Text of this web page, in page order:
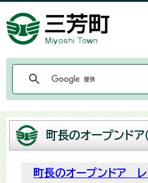
町長のオープンドア
町長のオープンドア